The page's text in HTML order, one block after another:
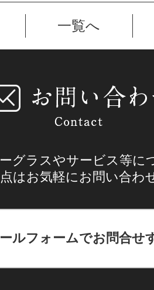
一覧へ
グラスやサービス等に
はお気軽にお問い合わ
ルフォームでお問合せ